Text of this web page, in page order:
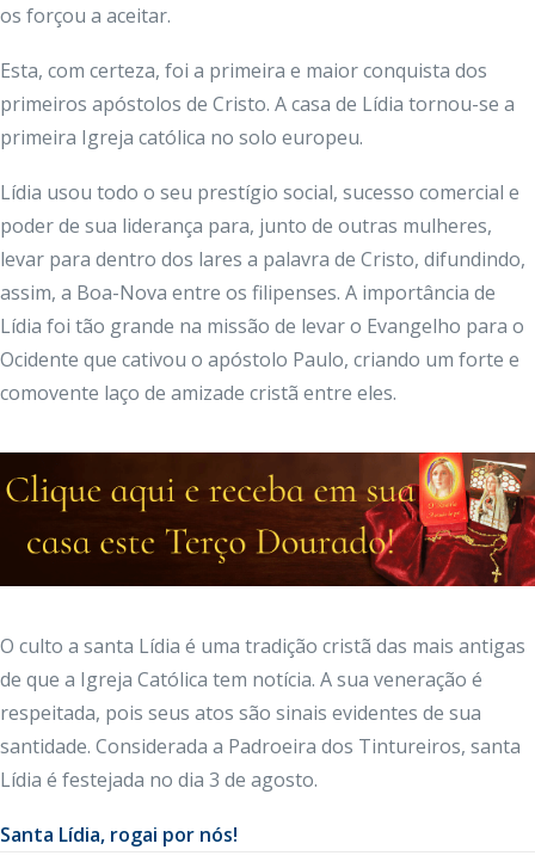
os forçou a aceitar.
Esta, com certeza, foi a primeira e maior conquista dos
primeiros apóstolos de Cristo. A casa de Lídia tornou-se a
primeira Igreja católica no solo europeu.
Lídia usou todo o seu prestígio social, sucesso comercial e
poder de sua liderança para, junto de outras mulheres,
levar para dentro dos lares a palavra de Cristo, difundindo,
assim, a Boa-Nova entre os filipenses. A importância de
Lídia foi tão grande na missão de levar o Evangelho para o
Ocidente que cativou o apóstolo Paulo, criando um forte e
comovente laço de amizade cristã entre eles.
O culto a santa Lídia é uma tradição cristã das mais antigas
de que a Igreja Católica tem notícia. A sua veneração é
respeitada, pois seus atos são sinais evidentes de sua
santidade. Considerada a Padroeira dos Tintureiros, santa
Lídia é festejada no dia 3 de agosto.
Santa Lídia, rogai por nós!